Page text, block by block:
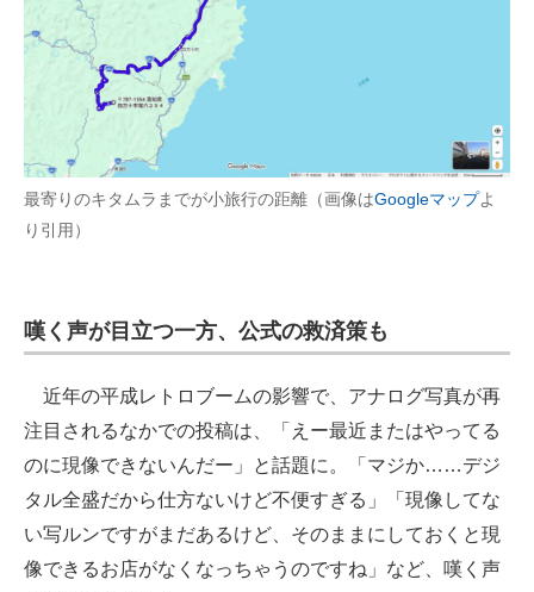
最寄りのキタムラまでが小旅行の距離（画像はGoogleマップよ
り引用）
嘆く声が目立つ一方、公式の救済策も
近年の平成レトロブームの影響で、アナログ写真が再
注目されるなかでの投稿は、「えー最近またはやってる
のに現像できないんだー」と話題に。「マジか……デジ
タル全盛だから仕方ないけど不便すぎる」「現像してな
い写ルンですがまだあるけど、そのままにしておくと現
像できるお店がなくなっちゃうのですね」など、嘆く声